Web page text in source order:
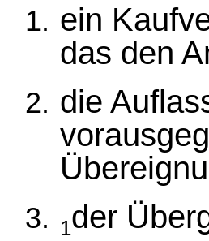
ein
das den
die
1der